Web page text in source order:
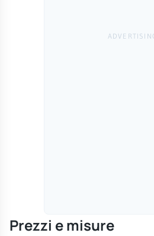
Prezzi e misure